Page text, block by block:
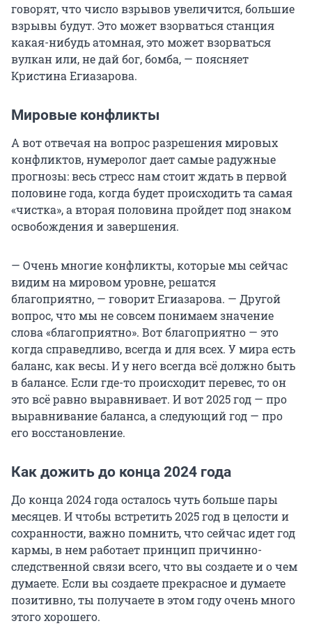
говорят, что число взрывов увеличится, большие
взрывы будут. Это может взорваться станция
какая-нибудь атомная, это может взорваться
вулкан или, не дай бог, бомба, — поясняет
Кристина Егиазарова.
Мировые конфликты
А вот отвечая на вопрос разрешения мировых
конфликтов, нумеролог дает самые радужные
прогнозы: весь стресс нам стоит ждать в первой
половине года, когда будет происходить та самая
«чистка», а вторая половина пройдет под знаком
освобождения и завершения.
— Очень многие конфликты, которые мы сейчас
видим на мировом уровне, решатся
благоприятно, — говорит Егиазарова. — Другой
вопрос, что мы не совсем понимаем значение
слова «благоприятно». Вот благоприятно — это
когда справедливо, всегда и для всех. У мира есть
баланс, как весы. И у него всегда всё должно быть
в балансе. Если где-то происходит перевес, то он
это всё равно выравнивает. И вот 2025 год — про
выравнивание баланса, а следующий год — про
его восстановление.
Как дожить до конца 2024 года
До конца 2024 года осталось чуть больше пары
месяцев. И чтобы встретить 2025 год в целости и
сохранности, важно помнить, что сейчас идет год
кармы, в нем работает принцип причинно-
следственной связи всего, что вы создаете и о чем
думаете. Если вы создаете прекрасное и думаете
позитивно, ты получаете в этом году очень много
этого хорошего.